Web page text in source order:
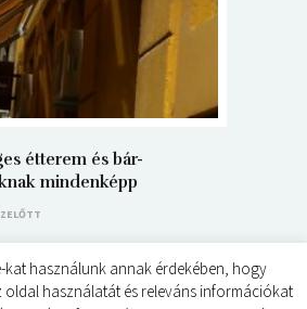
étterem és bár-
mindenképp
használunk annak érdekében, hogy
oldal használatát és releváns információkat